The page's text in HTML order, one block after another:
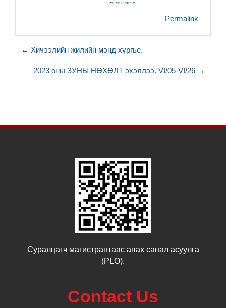
Permalink
← Хичээлийн жилийн мэнд хүргье.
2023 оны ЗУНЫ НӨХӨЛТ эхэллээ. VI/05-VI/26 →
Суралцагч магистрантаас авах санал асуулга
(PLO).
Contact Us